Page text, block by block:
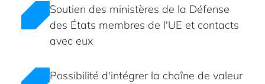
Soutien des ministères de la Défense
des États membres de l'UE et contacts
avec eux
Possibilité d'intégrer la chaîne de valeur